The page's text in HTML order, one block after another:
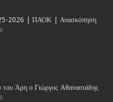
2026 | ΠΑΟΚ | Ανασκόπηση
0
Άρη ο Γιώργος Αθανασιάδης
0